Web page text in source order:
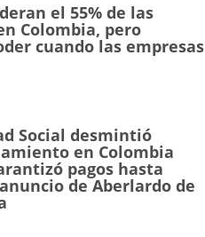
el 55% de las
Colombia, pero
cuando las empresas
Social desmintió
en Colombia
pagos hasta
de Aberlardo de